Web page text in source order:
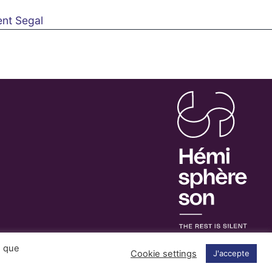
Segal
que Cookie settings J'accepte